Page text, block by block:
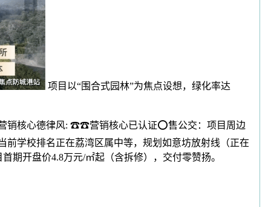
项目以“围合式园林”为焦点设想，绿化率达
核心德律风: ☎☎营销核心已认证⭕售公交：项目周边
前学校排名正在荔湾区属中等，规划如意坊放射线（正在
期开盘价4.8万元/㎡起（含拆修），交付零赞扬。